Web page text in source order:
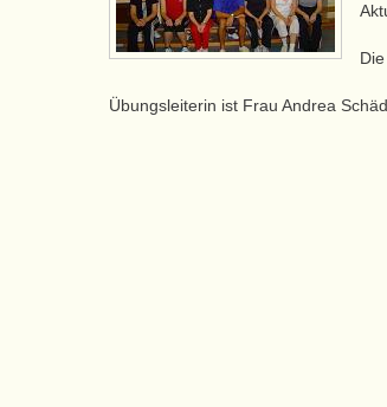
Übungsleiterin ist Frau Andrea